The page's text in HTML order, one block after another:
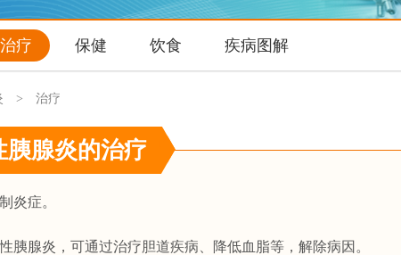
治疗 保健 饮食 疾病图解
> 治疗
胰腺炎的治疗
炎症。
胰腺炎，可通过治疗胆道疾病、降低血脂等，解除病因。